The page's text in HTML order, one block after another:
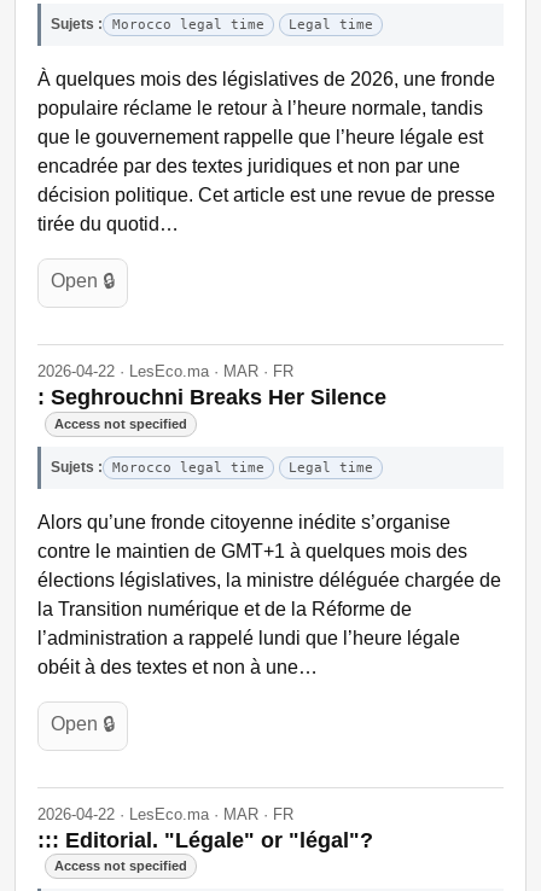
Sujets : Morocco legal time Legal time
À quelques mois des législatives de 2026, une fronde
populaire réclame le retour à l’heure normale, tandis
que le gouvernement rappelle que l’heure légale est
encadrée par des textes juridiques et non par une
décision politique. Cet article est une revue de presse
tirée du quotid…
Open 🔒
2026-04-22 · LesEco.ma · MAR · FR
: Seghrouchni Breaks Her Silence
Access not specified
Sujets : Morocco legal time Legal time
Alors qu’une fronde citoyenne inédite s’organise
contre le maintien de GMT+1 à quelques mois des
élections législatives, la ministre déléguée chargée de
la Transition numérique et de la Réforme de
l’administration a rappelé lundi que l’heure légale
obéit à des textes et non à une…
Open 🔒
2026-04-22 · LesEco.ma · MAR · FR
::: Editorial. "Légale" or "légal"?
Access not specified